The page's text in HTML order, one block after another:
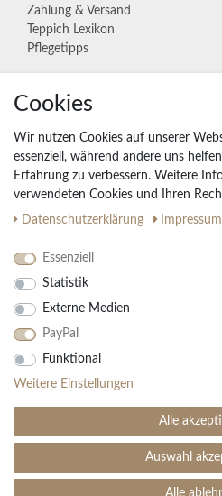
Zahlung & Versand
Teppich Lexikon
Pflegetipps
Unternehmen
Widerrufs­recht
Vertrag widerrufen
Impressum
Daten­schutz­erklärung
AGB
Ihre Vorteile
30 Tage Rückgaberecht
Große Auswahl
Kauf auf Rechnung
Einfache Auftragsverfolgung
Cookies
Wir nutzen Cookies auf unserer
essenziell, während andere uns
Erfahrung zu verbessern. Weitere
verwendeten Cookies und Ihren
Daten­schutz­erklärung
Impressum
Essenziell
Statistik
Externe Medien
PayPal
Funktional
Weitere Einstellungen
Alle
Auswahl
Alle
SEHR GUT (4.99 / 5)
Bewertungen bei: